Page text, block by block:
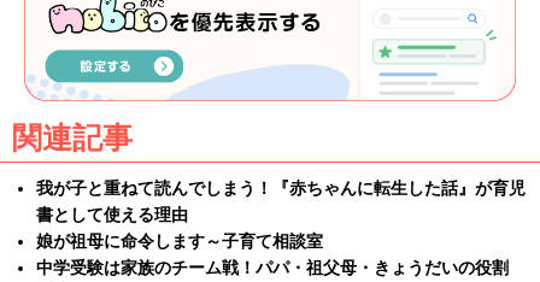
関連記事
我が子と重ねて読んでしまう！『赤ちゃんに転生した話』が育児
書として使える理由
娘が祖母に命令します～子育て相談室
中学受験は家族のチーム戦！パパ・祖父母・きょうだいの役割